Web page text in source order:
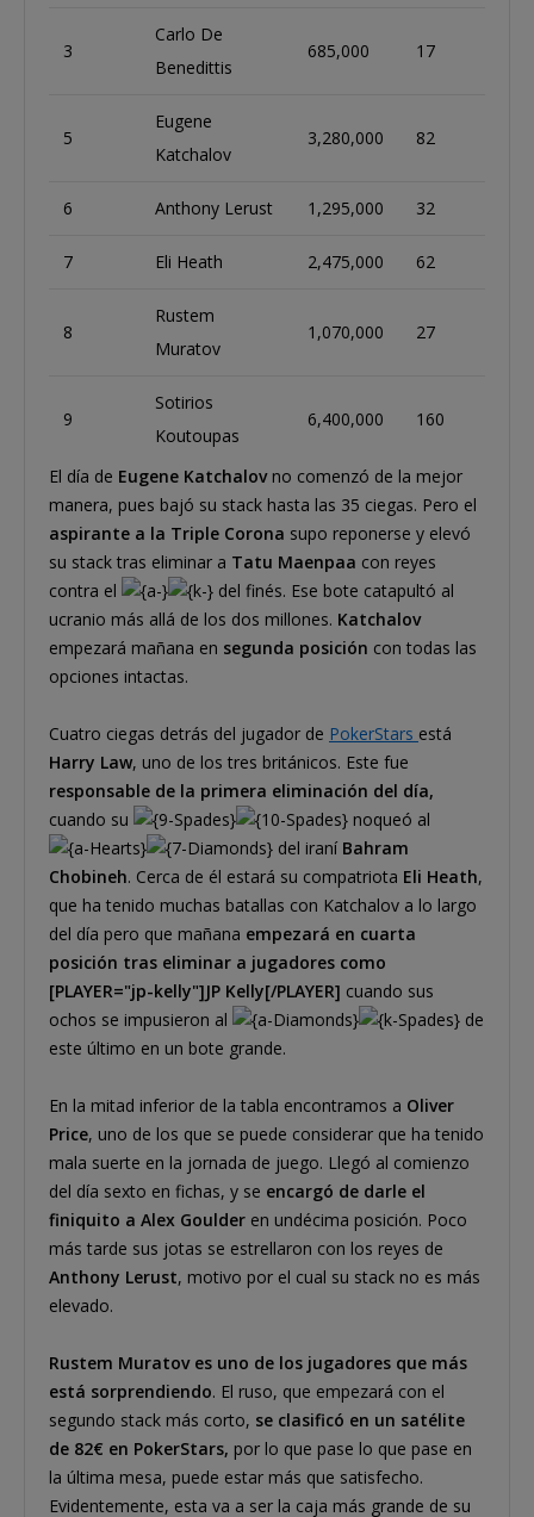
3
Carlo De
Benedittis
685,000 17
5
Eugene
Katchalov
3,280,000 82
6 Anthony Lerust 1,295,000 32
7 Eli Heath 2,475,000 62
8
Rustem
Muratov
1,070,000 27
9
Sotirios
Koutoupas
6,400,000 160
El día de Eugene Katchalovno comenzó de la mejor
manera, pues bajó su stack hasta las 35 ciegas. Pero el
aspirante a la Triple Corona supo reponerse y elevó
su stack tras eliminar a Tatu Maenpaa con reyes
contra el
del finés. Ese bote catapultó al
ucranio más allá de los dos millones. Katchalov
empezará mañana en segunda posición con todas las
opciones intactas.
Cuatro ciegas detrás del jugador de PokerStars está
Harry Law, uno de los tres británicos. Este fue
responsable de la primera eliminación del día,
cuando su
noqueó al
del iraní Bahram
Chobineh. Cerca de él estará su compatriota Eli Heath,
que ha tenido muchas batallas con Katchalov a lo largo
del día pero que mañana empezará en cuarta
posición tras eliminar a jugadores como
[PLAYER="jp-kelly"]JP Kelly[/PLAYER] cuando sus
ochos se impusieron al
de
este último en un bote grande.
En la mitad inferior de la tabla encontramos a Oliver
Price, uno de los que se puede considerar que ha tenido
mala suerte en la jornada de juego. Llegó al comienzo
del día sexto en fichas, y se encargó de darle el
finiquito a Alex Goulder en undécima posición. Poco
más tarde sus jotas se estrellaron con los reyes de
Anthony Lerust, motivo por el cual su stack no es más
elevado.
Rustem Muratov es uno de los jugadores que más
está sorprendiendo. El ruso, que empezará con el
segundo stack más corto, se clasificó en un satélite
de 82€ en PokerStars, por lo que pase lo que pase en
la última mesa, puede estar más que satisfecho.
Evidentemente, esta va a ser la caja más grande de su